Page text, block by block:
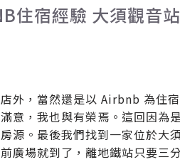
住宿經驗 大須觀音
外，當然還是以 Airbnb 為住
意，我也與有榮焉。這回因為
源。最後我們找到一家位於大
廣場就到了，離地鐵站只要三